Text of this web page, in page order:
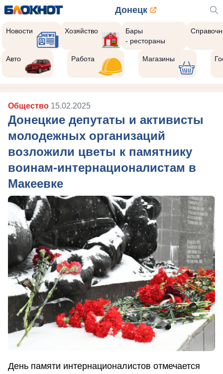
Донецк
Новости Хозяйство
Бары
- рестораны
Авто Работа Магазины
Общество 15.02.2025
Донецкие депутаты и активисты
молодежных организаций
возложили цветы к памятнику
воинам-интернационалистам в
Макеевке
День памяти интернационалистов отмечается